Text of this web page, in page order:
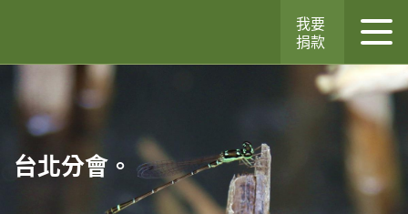
我要
捐款
台北分會。